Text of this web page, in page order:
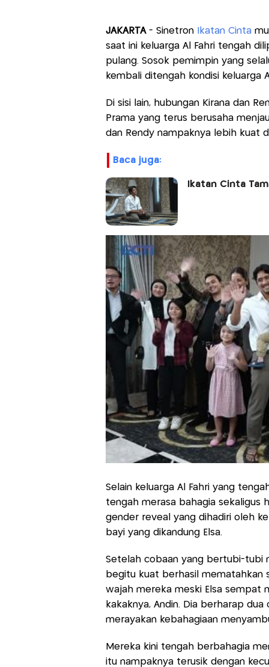
JAKARTA - Sinetron Ikatan Cinta
saat ini keluarga Al Fahri tengah
pulang. Sosok pemimpin yang
kembali ditengah kondisi keluarga
Di sisi lain, hubungan Kirana dan
Prama yang terus berusaha
dan Rendy nampaknya lebih kuat
baca juga:
Ikatan Cinta
Selain keluarga Al Fahri yang
tengah merasa bahagia sekaligus
gender reveal yang dihadiri oleh
bayi yang dikandung Elsa.
Setelah cobaan yang bertubi-tubi
begitu kuat berhasil mematahkan
wajah mereka meski Elsa sempat
kakaknya, Andin. Dia berharap
merayakan kebahagiaan
Mereka kini tengah berbahagia
itu nampaknya terusik dengan